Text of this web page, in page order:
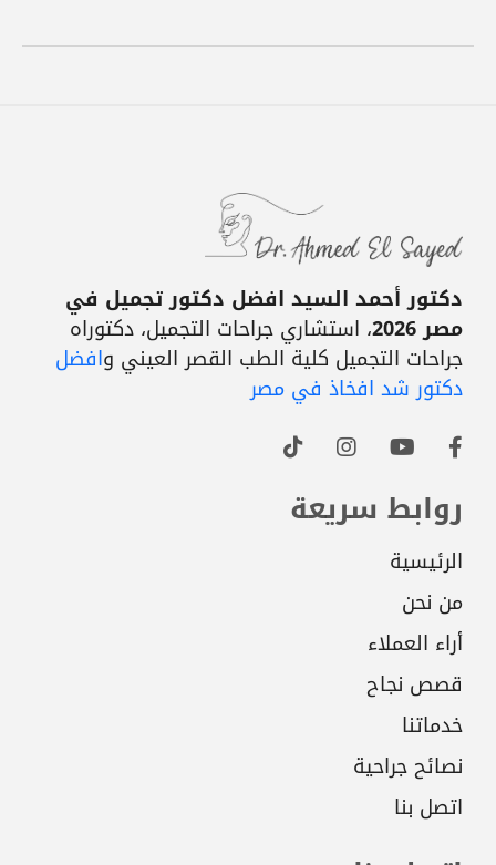
دكتور أحمد السيد افضل دكتور تجميل في
مصر 2026 ، استشاري جراحات التجميل، دكتوراه
جراحات التجميل كلية الطب القصر العيني وافضل
دكتور شد افخاذ في مصر
روابط سريعة
الرئيسية
من نحن
أراء العملاء
قصص نجاح
خدماتنا
نصائح جراحية
اتصل بنا